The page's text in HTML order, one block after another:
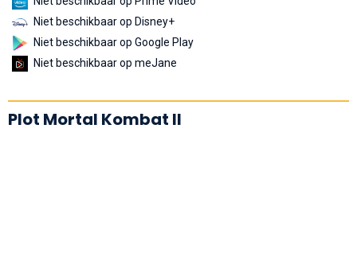
Niet beschikbaar op Disney+
Niet beschikbaar op Google Play
Niet beschikbaar op meJane
Plot Mortal Kombat II